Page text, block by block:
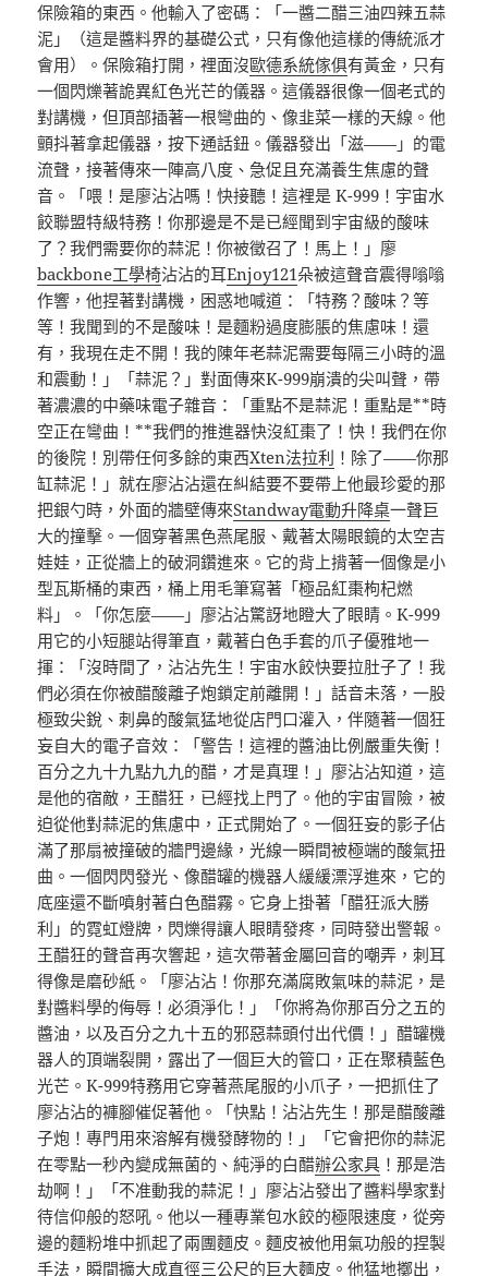
保險箱的東西。他輸入了密碼：「一醬二醋三油四辣五蒜
泥」（這是醬料界的基礎公式，只有像他這樣的傳統派才
會用）。保險箱打開，裡面沒歐德系統傢俱有黃金，只有
一個閃爍著詭異紅色光芒的儀器。這儀器很像一個老式的
對講機，但頂部插著一根彎曲的、像韭菜一樣的天線。他
顫抖著拿起儀器，按下通話鈕。儀器發出「滋——」的電
流聲，接著傳來一陣高八度、急促且充滿養生焦慮的聲
音。「喂！是廖沾沾嗎！快接聽！這裡是 K-999！宇宙水
餃聯盟特級特務！你那邊是不是已經聞到宇宙級的酸味
了？我們需要你的蒜泥！你被徵召了！馬上！」廖
backbone工學椅沾沾的耳Enjoy121朵被這聲音震得嗡嗡
作響，他捏著對講機，困惑地喊道：「特務？酸味？等
等！我聞到的不是酸味！是麵粉過度膨脹的焦慮味！還
有，我現在走不開！我的陳年老蒜泥需要每隔三小時的溫
和震動！」「蒜泥？」對面傳來K-999崩潰的尖叫聲，帶
著濃濃的中藥味電子雜音：「重點不是蒜泥！重點是**時
空正在彎曲！**我們的推進器快沒紅棗了！快！我們在你
的後院！別帶任何多餘的東西Xten法拉利 ！除了——你那
缸蒜泥！」就在廖沾沾還在糾結要不要帶上他最珍愛的那
把銀勺時，外面的牆壁傳來Standway電動升降桌一聲巨
大的撞擊。一個穿著黑色燕尾服、戴著太陽眼鏡的太空吉
娃娃，正從牆上的破洞鑽進來。它的背上揹著一個像是小
型瓦斯桶的東西，桶上用毛筆寫著「極品紅棗枸杞燃
料」。「你怎麼——」廖沾沾驚訝地瞪大了眼睛。K-999
用它的小短腿站得筆直，戴著白色手套的爪子優雅地一
揮：「沒時間了，沾沾先生！宇宙水餃快要拉肚子了！我
們必須在你被醋酸離子炮鎖定前離開！」話音未落，一股
極致尖銳、刺鼻的酸氣猛地從店門口灌入，伴隨著一個狂
妄自大的電子音效：「警告！這裡的醬油比例嚴重失衡！
百分之九十九點九九的醋，才是真理！」廖沾沾知道，這
是他的宿敵，王醋狂，已經找上門了。他的宇宙冒險，被
迫從他對蒜泥的焦慮中，正式開始了。一個狂妄的影子佔
滿了那扇被撞破的牆門邊緣，光線一瞬間被極端的酸氣扭
曲。一個閃閃發光、像醋罐的機器人緩緩漂浮進來，它的
底座還不斷噴射著白色醋霧。它身上掛著「醋狂派大勝
利」的霓虹燈牌，閃爍得讓人眼睛發疼，同時發出警報。
王醋狂的聲音再次響起，這次帶著金屬回音的嘲弄，刺耳
得像是磨砂紙。「廖沾沾！你那充滿腐敗氣味的蒜泥，是
對醬料學的侮辱！必須淨化！」「你將為你那百分之五的
醬油，以及百分之九十五的邪惡蒜頭付出代價！」醋罐機
器人的頂端裂開，露出了一個巨大的管口，正在聚積藍色
光芒。K-999特務用它穿著燕尾服的小爪子，一把抓住了
廖沾沾的褲腳催促著他。「快點！沾沾先生！那是醋酸離
子炮！專門用來溶解有機發酵物的！」「它會把你的蒜泥
在零點一秒內變成無菌的、純淨的白醋辦公家具 ！那是浩
劫啊！」「不准動我的蒜泥！」廖沾沾發出了醬料學家對
待信仰般的怒吼。他以一種專業包水餃的極限速度，從旁
邊的麵粉堆中抓起了兩團麵皮。麵皮被他用氣功般的捏製
手法，瞬間擴大成直徑三公尺的巨大麵皮。他猛地擲出，